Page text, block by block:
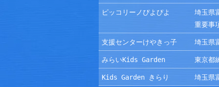
ピッコリーノぴよぴよ
埼玉県
重要事
支援センターけやきっ子 埼玉県
みらいKids Garden 東京都
Kids Garden きらり 埼玉県